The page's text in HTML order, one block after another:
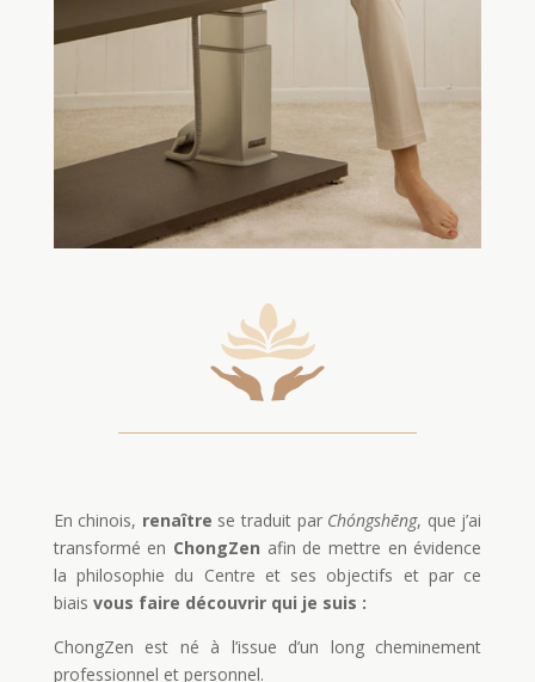
En chinois, renaître se traduit par Chóngshēng, que j’ai
transformé en ChongZen afin de mettre en évidence
la philosophie du Centre et ses objectifs et par ce
biais vous faire découvrir qui je suis :
ChongZen est né à l’issue d’un long cheminement
professionnel et personnel.